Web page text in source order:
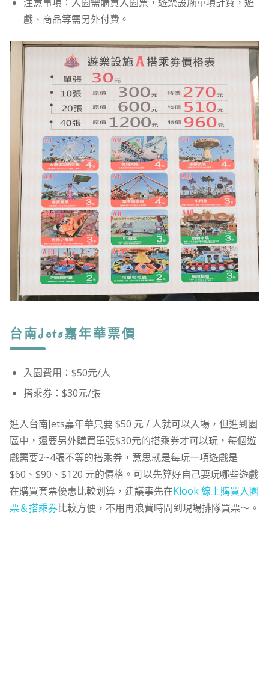
戲、商品等需另外付費。
台南Jets嘉年華票價
入園費用：$50元/人
搭乘券：$30元/張
進入台南Jets嘉年華只要 $50 元 / 人就可以入場，但進到園
區中，還要另外購買單張$30元的搭乘券才可以玩，每個遊
戲需要2~4張不等的搭乘券，意思就是每玩一項遊戲是
$60、$90、$120 元的價格。可以先算好自己要玩哪些遊戲
在購買套票優惠比較划算，建議事先在Klook 線上購買入園
票＆搭乘券比較方便，不用再浪費時間到現場排隊買票～。